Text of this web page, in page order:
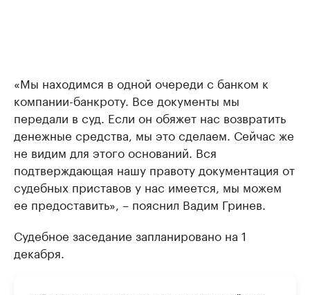
«Мы находимся в одной очереди с банком к
компании-банкроту. Все документы мы
передали в суд. Если он обяжет нас возвратить
денежные средства, мы это сделаем. Сейчас же
не видим для этого оснований. Вся
подтверждающая нашу правоту документация от
судебных приставов у нас имеется, мы можем
ее предоставить», – пояснил Вадим Гринев.
Судебное заседание запланировано на 1
декабря.